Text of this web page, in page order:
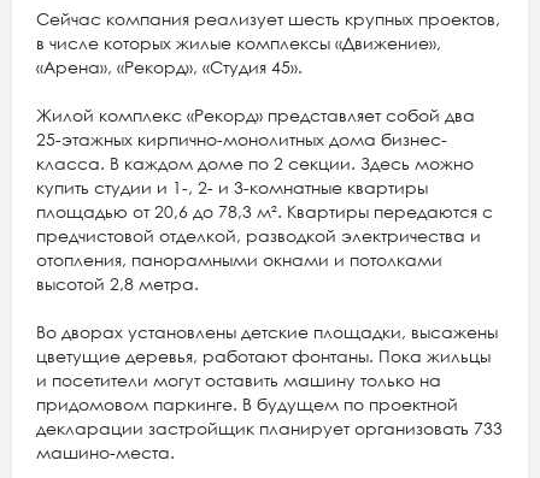
Сейчас компания реализует шесть крупных проектов,
в числе которых жилые комплексы «Движение»,
«Арена», «Рекорд», «Студия 45».
Жилой комплекс «Рекорд» представляет собой два
25-этажных кирпично-монолитных дома бизнес-
класса. В каждом доме по 2 секции. Здесь можно
купить студии и 1-, 2- и 3-комнатные квартиры
площадью от 20,6 до 78,3 м². Квартиры передаются с
предчистовой отделкой, разводкой электричества и
отопления, панорамными окнами и потолками
высотой 2,8 метра.
Во дворах установлены детские площадки, высажены
цветущие деревья, работают фонтаны. Пока жильцы
и посетители могут оставить машину только на
придомовом паркинге. В будущем по проектной
декларации застройщик планирует организовать 733
машино-места.